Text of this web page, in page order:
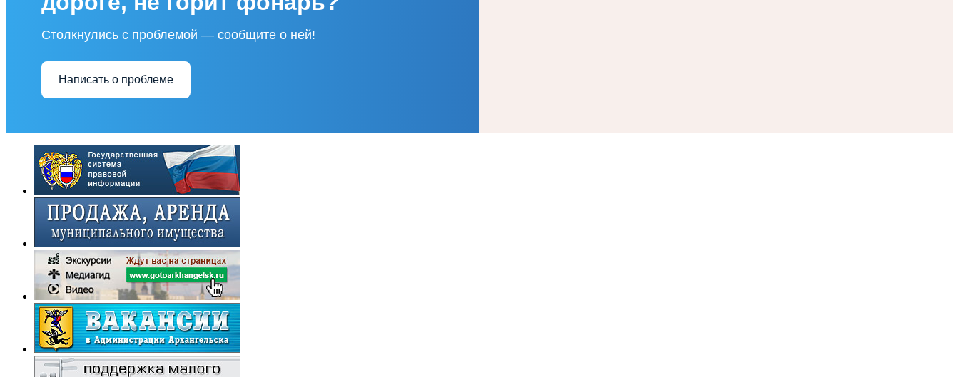
Столкнулись с проблемой — сообщите о ней!
Написать о проблеме